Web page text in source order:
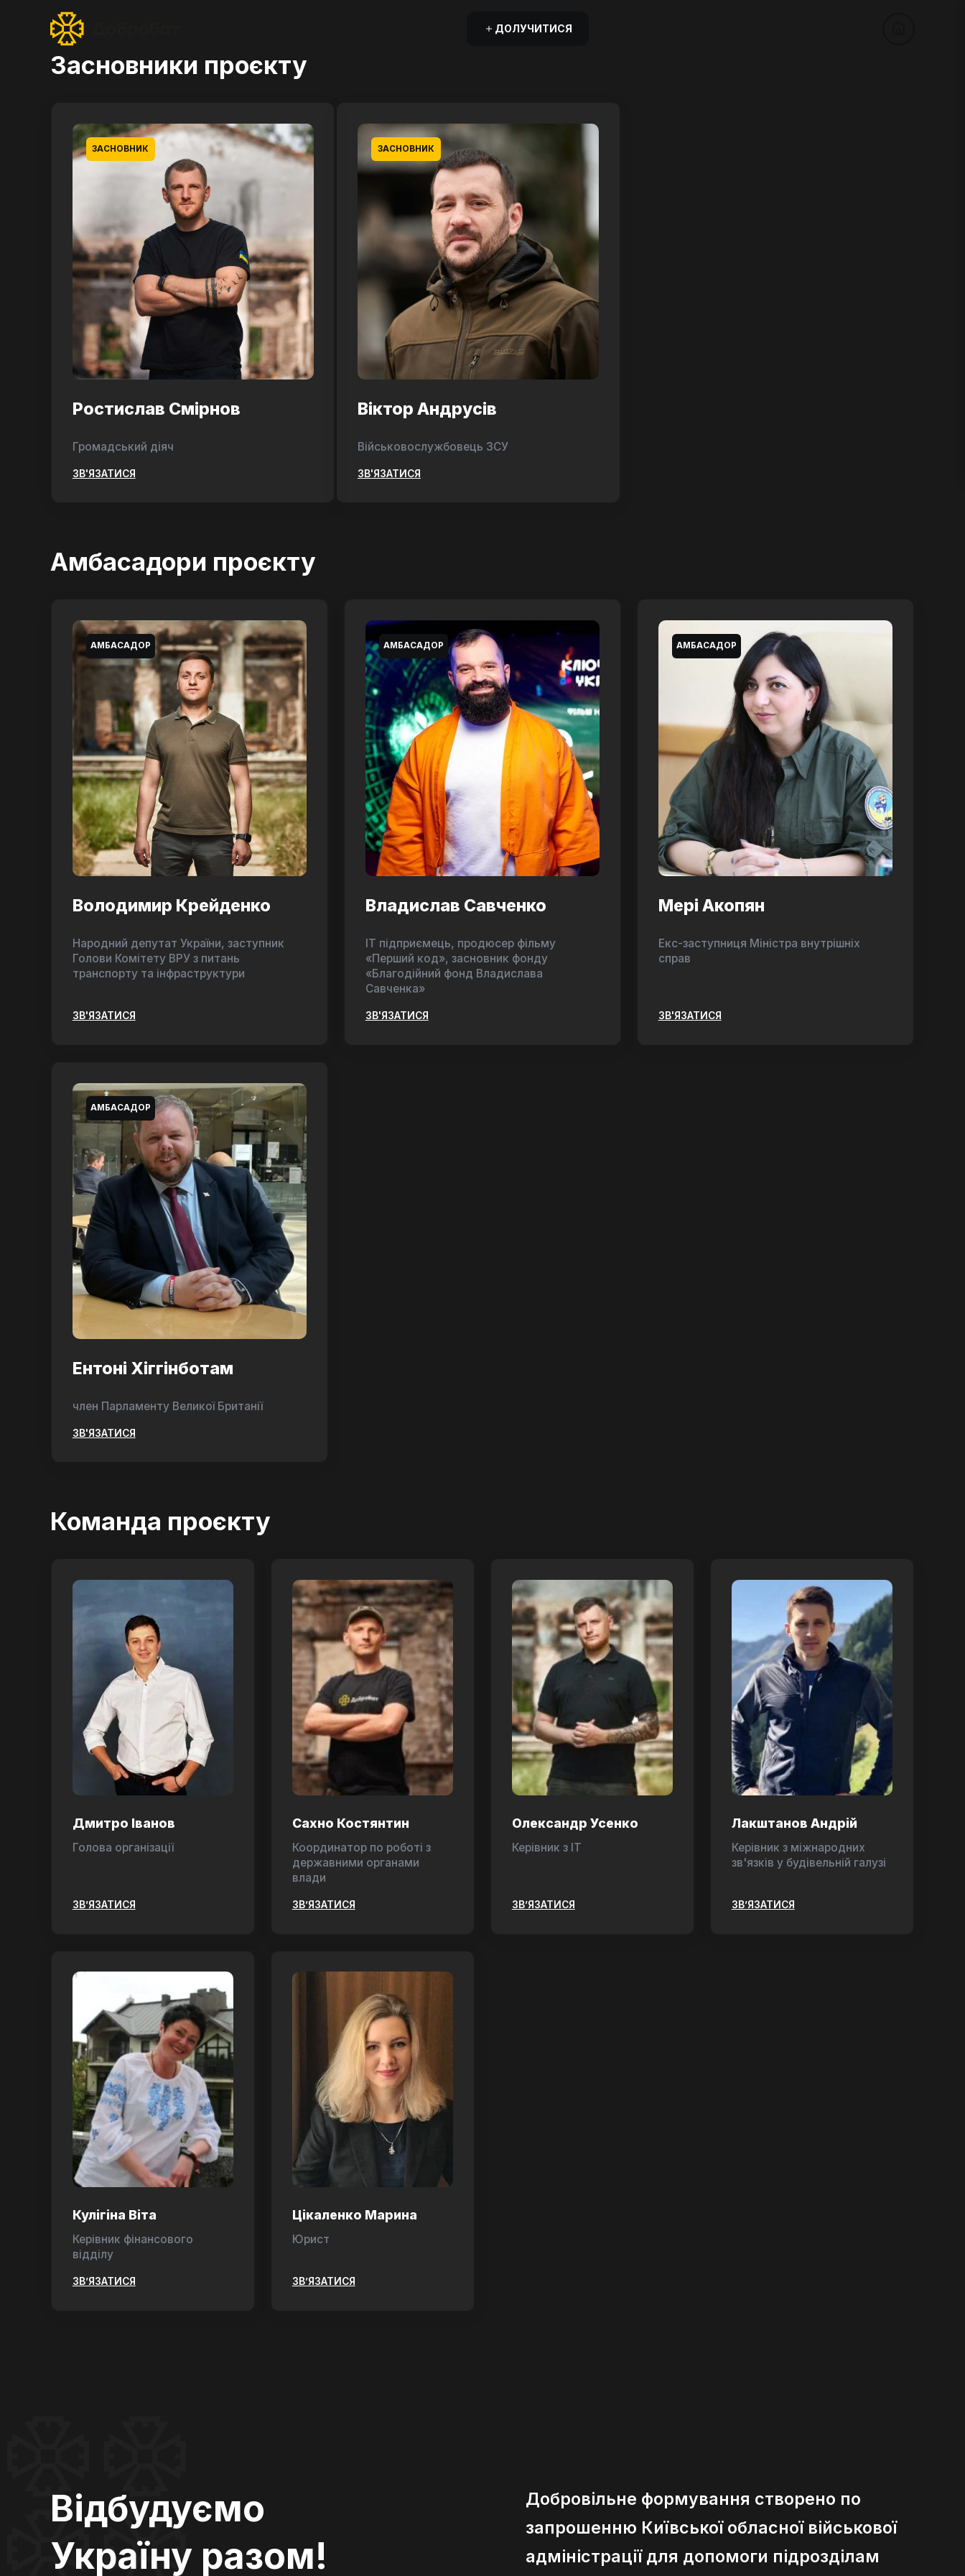
ДОЛУЧИТИСЯ
Засновники проєкту
ЗАСНОВНИК
Ростислав Смірнов
Громадський діяч
ЗВ'ЯЗАТИСЯ
ЗАСНОВНИК
Віктор Андрусів
Військовослужбовець ЗСУ
ЗВ'ЯЗАТИСЯ
Амбасадори проєкту
АМБАСАДОР
Володимир Крейденко
Народний депутат України, заступник
Голови Комітету ВРУ з питань
транспорту та інфраструктури
ЗВ'ЯЗАТИСЯ
АМБАСАДОР
Владислав Савченко
ІТ підприємець, продюсер фільму
«Перший код», засновник фонду
«Благодійний фонд Владислава
Савченка»
ЗВ'ЯЗАТИСЯ
АМБАСАДОР
Мері Акопян
Екс-заступниця Міністра внутрішніх
справ
ЗВ'ЯЗАТИСЯ
АМБАСАДОР
Ентоні Хіггінботам
член Парламенту Великої Британії
ЗВ'ЯЗАТИСЯ
Команда проєкту
Дмитро Іванов
Голова організації
ЗВ’ЯЗАТИСЯ
Сахно Костянтин
Координатор по роботі з
державними органами
влади
ЗВ’ЯЗАТИСЯ
Олександр Усенко
Керівник з ІТ
ЗВ’ЯЗАТИСЯ
Лакштанов Андрій
Керівник з міжнародних
зв'язків у будівельній галузі
ЗВ’ЯЗАТИСЯ
Кулігіна Віта
Керівник фінансового
відділу
ЗВ’ЯЗАТИСЯ
Цікаленко Марина
Юрист
ЗВ’ЯЗАТИСЯ
Відбудуємо
Україну разом!
Добровільне формування створено по
запрошенню Київської обласної військової
адміністрації для допомоги підрозділам